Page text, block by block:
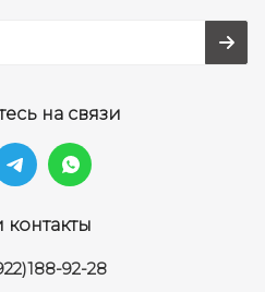
на связи
92-28